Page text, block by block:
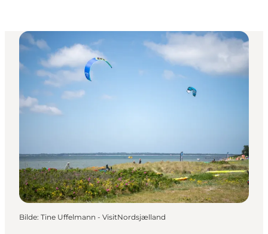
Bilde: Tine Uffelmann - VisitNordsjælland